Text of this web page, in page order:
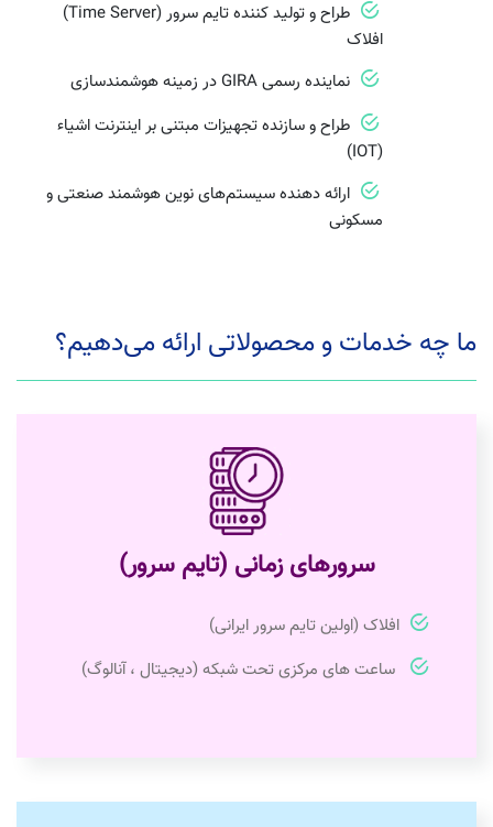
طراح و تولید کننده تایم سرور (Time Server)
افلاک
نماینده رسمی GIRA در زمینه هوشمندسازی
طراح و سازنده تجهیزات مبتنی بر اینترنت اشیاء
(IOT)
ارائه دهنده سیستم‌های نوین هوشمند صنعتی و
مسکونی
ما چه خدمات و محصولاتی ارائه می‌دهیم؟
سرورهای زمانی (تایم سرور)
افلاک (اولین تایم سرور ایرانی)
ساعت های مرکزی تحت شبکه (دیجیتال ، آنالوگ)